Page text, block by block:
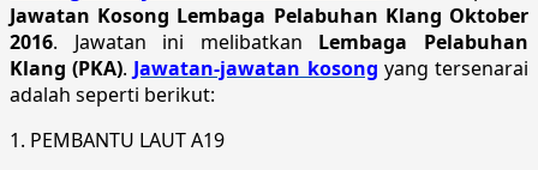
Jawatan Kosong Lembaga Pelabuhan Klang Oktober
2016. Jawatan ini melibatkan Lembaga Pelabuhan
Klang (PKA). Jawatan-jawatan kosong yang tersenarai
adalah seperti berikut:
1. PEMBANTU LAUT A19